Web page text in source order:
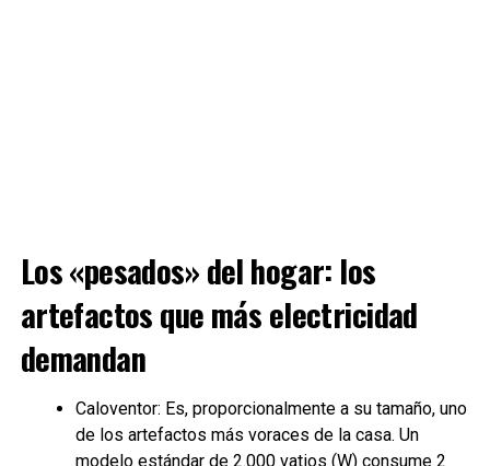
Los «pesados» del hogar: los
artefactos que más electricidad
demandan
Caloventor: Es, proporcionalmente a su tamaño, uno
de los artefactos más voraces de la casa. Un
modelo estándar de 2.000 vatios (W) consume 2